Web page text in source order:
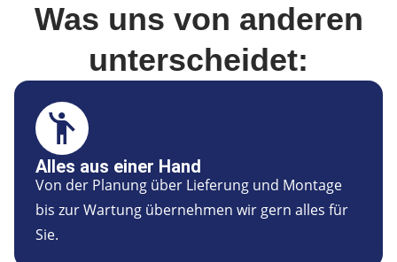
Was uns von anderen
unterscheidet:
Alles aus einer Hand
Von der Planung über Lieferung und Montage
bis zur Wartung übernehmen wir gern alles für
Sie.